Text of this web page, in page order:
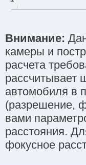
Внимание:
камеры и
расчета
рассчитывает
автомобиля в
(разрешение,
вами
расстояния.
фокусное